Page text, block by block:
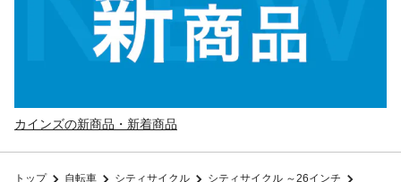
カインズの新商品・新着商品
トップ 自転車 シティサイクル
シティサイクル ～26インチ